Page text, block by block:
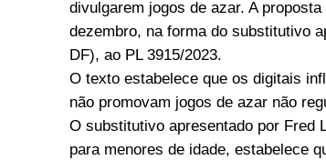
divulgarem jogos de azar. A
dezembro, na forma do substitutivo
DF), ao PL 3915/2023.
O texto estabelece que os digitais
não promovam jogos de azar não
O substitutivo apresentado por Fred
para menores de idade, estabelece